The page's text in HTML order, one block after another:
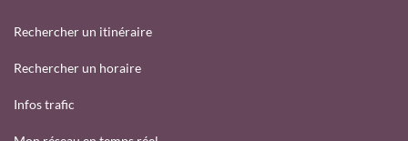
Rechercher un itinéraire
Rechercher un horaire
Infos trafic